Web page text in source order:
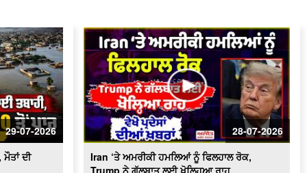
ਲੋਕਾਂ ਦੀ ਮੌਤ, 100 ਤੋਂ ਵੱਧ ਲਾਪਤਾ
Cultural Fair In Surrey l ਸਰੀ ਦੇ ਹਾਲੈਂਡ
ਪਾਰਕ 'ਚ ਲੱਗਿਆ ਸੱਭਿਆਚਾਰਕ ਮੇਲਾ
Two Relatives Drown In Italy River |
Italy ‘ਚ ਭਾਰਤੀ ਚਾਚੇ ਤੇ ਭਤੀਜੇ ਦੀ ਦਰਿਆ ‘ਚ
ਡੁੱਬਣ ਕਾਰਨ ਮੌਤ
Racial Attack in Utah | Utah 'ਚ ਭਾਰਤੀ
ਗੰਭੀਰ
29-07-2026
ਦੀ
28-07-2026
Iran ‘ਤੇ ਅਮਰੀਕੀ ਹਮਲਿਆਂ ਨੂੰ ਫਿਲਹਾਲ ਰੋਕ,